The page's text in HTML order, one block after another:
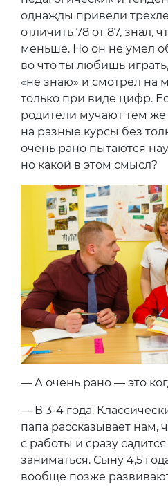
однажды привели
отличить 78 от 87, знал,
меньше. Но он не умел
во что ты любишь
«не знаю» и смотрел на
только при виде цифр.
родители мучают тем же
на разные курсы без
очень рано пытаются
но какой в этом смысл?
— А очень рано — это
— В 3-4 года.
папа рассказывает нам,
с работы и сразу
заниматься. Сыну 4,5
вообще позже